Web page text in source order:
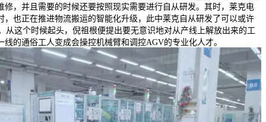
修，并且需要的时候还要按照现实需要进行自从研发。其时，莱克电
，也正在推进物流搬运的智能化升级，此中莱克自从研发了可以或许
从这个时候起头，倪祖根便提出要无意识地对从产线上解放出来的工
的通俗工人变成会操控机械臂和调控AGV的专业化人才。